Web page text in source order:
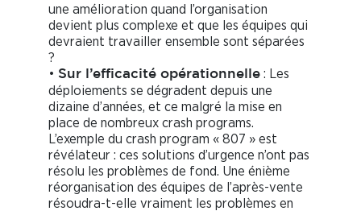
une amélioration quand l’organisation
devient plus complexe et que les équipes qui
devraient travailler ensemble sont séparées
?
• Sur l’efficacité opérationnelle : Les
déploiements se dégradent depuis une
dizaine d’années, et ce malgré la mise en
place de nombreux crash programs.
L’exemple du crash program « 807 » est
révélateur : ces solutions d’urgence n’ont pas
résolu les problèmes de fond. Une énième
réorganisation des équipes de l’après-vente
résoudra-t-elle vraiment les problèmes en